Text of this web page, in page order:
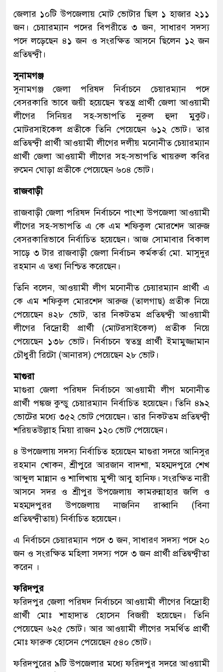
জেলার ১০টি উপজেলায় মোট ভোটার ছিল ১ হাজার ২১১
জন। চেয়ারম্যান পদের বিপরীতে ৩ জন, সাধারণ সদস্য
পদে লড়েছেন ৪১ জন ও সংরক্ষিত আসনে ছিলেন ১২ জন
প্রতিদ্বন্দ্বী।
সুনামগঞ্জ
সুনামগঞ্জ জেলা পরিষদ নির্বাচনে চেয়ারম্যান পদে
বেসরকারি ভাবে জয়ী হয়েছেন স্বতন্ত্র প্রার্থী জেলা আওয়ামী
লীগের সিনিয়র সহ-সভাপতি নুরুল হুদা মুকুট।
মোটরসাইকেল প্রতীকে তিনি পেয়েছেন ৬১২ ভোট। তার
প্রতিদ্বন্দ্বী প্রার্থী আওয়ামী লীগের দলীয় মনোনীত চেয়ারম্যান
প্রার্থী জেলা আওয়ামী লীগের সহ-সভাপতি খায়রুল কবির
রুমেন ঘোড়া প্রতীকে পেয়েছেন ৬০৪ ভোট।
রাজবাড়ী
রাজবাড়ী জেলা পরিষদ নির্বাচনে পাংশা উপজেলা আওয়ামী
লীগের সহ-সভাপতি এ কে এম শফিকুল মোরশেদ আরুজ
বেসরকারিভাবে নির্বাচিত হয়েছেন। আজ সোমাবার বিকাল
সাড়ে ৩ টার রাজবাড়ী জেলা নির্বাচন কর্মকর্তা মো. মাসুদুর
রহমান এ তথ্য নিশ্চিত করেছেন।
তিনি বলেন, আওয়ামী লীগ মনোনীত চেয়ারম্যান প্রার্থী এ
কে এম শফিকুল মোরশেদ আরুজ (তালগাছ) প্রতীক নিয়ে
পেয়েছেন ৪২৮ ভোট, তার নিকটতম প্রতিদ্বন্দ্বী আওয়ামী
লীগের বিদ্রোহী প্রার্থী (মোটরসাইকেল) প্রতীক নিয়ে
পেয়েছেন ১৩৮ ভোট। নির্বাচনে স্বতন্ত্র প্রার্থী ইমামুজ্জামান
চৌধুরী রিটো (আনারস) পেয়েছেন ২৮ ভোট।
মাগুরা
মাগুরা জেলা পরিষদ নির্বাচনে আওয়ামী লীগ মনোনীত
প্রার্থী পঙ্কজ কুন্ডু চেয়ারম্যান নির্বাচিত হয়েছেন। তিনি ৪৯২
ভোটের মধ্যে ৩৫২ ভোট পেয়েছেন। তার নিকটতম প্রতিদ্বন্দ্বী
শরিয়তউল্লাহ মিয়া রাজন ১২০ ভোট পেয়েছেন।
৪ উপজেলায় সদস্য নির্বাচিত হয়েছেন মাগুরা সদরে আনিসুর
রহমান খোকন, শ্রীপুরে আরজান বাদশা, মহম্মদপুরে শেখ
আব্দুল মান্নান ও শালিখায় মুন্সী আবু হানিফ। সংরক্ষিত নারী
আসনে সদর ও শ্রীপুর উপজেলায় কামরুন্নাহার জলি ও
মহম্মদপুরর উপজেলায় নাজনিন রাব্বানি (বিনা
প্রতিদ্বন্দ্বীতায়) নির্বাচিত হয়েছেন।
এ নির্বাচনে চেয়ারম্যান পদে ৩ জন, সাধারণ সদস্য পদে ২০
জন ও সংরক্ষিত মহিলা সদস্য পদে ৩ জন প্রার্থী প্রতিদ্বন্দ্বীতা
করেন ।
ফরিদপুর
ফরিদপুর জেলা পরিষদ নির্বাচনে আওয়ামী লীগের বিদ্রোহী
প্রার্থী মোঃ শাহাদাত হোসেন বিজয়ী হয়েছেন। তিনি
পেয়েছেন ৬২৫ ভোট। আর আওয়ামী লীগের সমর্থিত প্রার্থী
মোঃ ফারুক হোসেন পেয়েছেন ৫৪০ ভোট।
ফরিদপুরের ৯টি উপজেলার মধ্যে ফরিদপুর সদরে আওয়ামী